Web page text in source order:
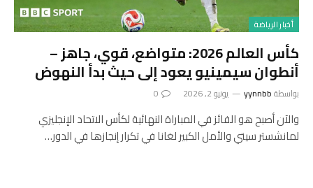
أخبار الرياضة
كأس العالم 2026: متواضع، قوي، جاهز –
أنطوان سيمينيو يعود إلى حيث بدأ النهوض
بواسطةyynnbb يونيو 2, 2026 0
والآن أصبح هو الفائز في المباراة النهائية لكأس الاتحاد الإنجليزي
لمانشستر سيتي والأمل الكبير لغانا في تكرار إنجازها في الدور…